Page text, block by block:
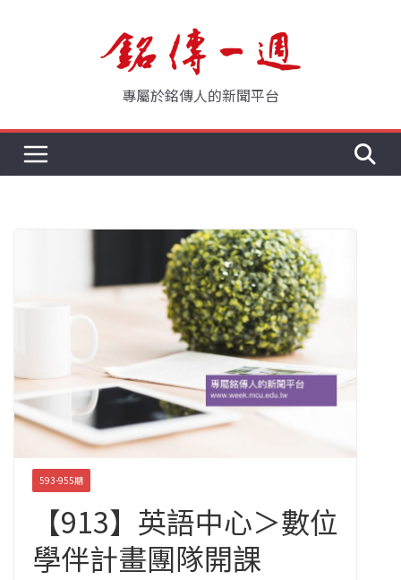
專屬於銘傳人的新聞平台
593-955期
【913】英語中心＞數位
學伴計畫團隊開課